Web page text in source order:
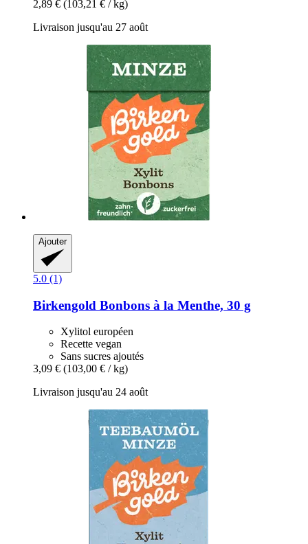
2,89 € (103,21 € / kg)
Livraison jusqu'au 27 août
Ajouter
5.0 (1)
Birkengold Bonbons à la Menthe, 30 g
Xylitol européen
Recette vegan
Sans sucres ajoutés
3,09 € (103,00 € / kg)
Livraison jusqu'au 24 août